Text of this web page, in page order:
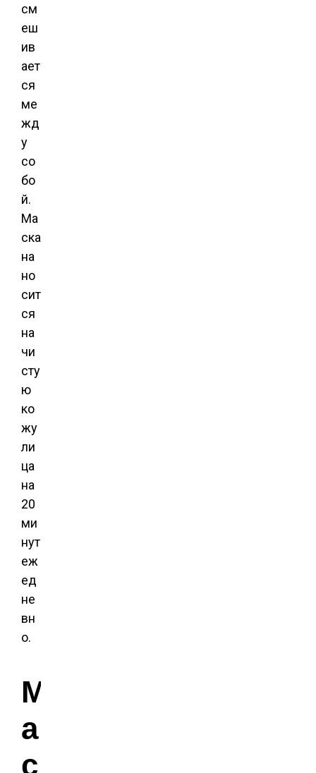
см
еш
ив
ает
ся
ме
жд
у
со
бо
й.
Ма
ска
на
но
сит
ся
на
чи
сту
ю
ко
жу
ли
ца
на
20
ми
нут
еж
ед
не
вн
о.
М
а
с